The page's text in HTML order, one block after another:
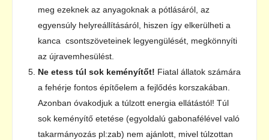
meg ezeknek az anyagoknak a pótlásáról, az
egyensúly helyreállításáról, hiszen így elkerülheti a
kanca csontszöveteinek legyengülését, megkönnyíti
az újravemhesülést.
Ne etess túl sok keményítőt! Fiatal állatok számára
a fehérje fontos építőelem a fejlődés korszakában.
Azonban óvakodjuk a túlzott energia ellátástól! Túl
sok keményítő etetése (egyoldalú gabonafélével való
takarmányozás pl:zab) nem ajánlott, mivel túlzottan